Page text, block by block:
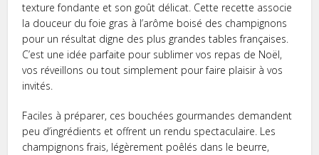
texture fondante et son goût délicat. Cette recette associe
la douceur du foie gras à l’arôme boisé des champignons
pour un résultat digne des plus grandes tables françaises.
C’est une idée parfaite pour sublimer vos repas de Noël,
vos réveillons ou tout simplement pour faire plaisir à vos
invités.
Faciles à préparer, ces bouchées gourmandes demandent
peu d’ingrédients et offrent un rendu spectaculaire. Les
champignons frais, légèrement poêlés dans le beurre,